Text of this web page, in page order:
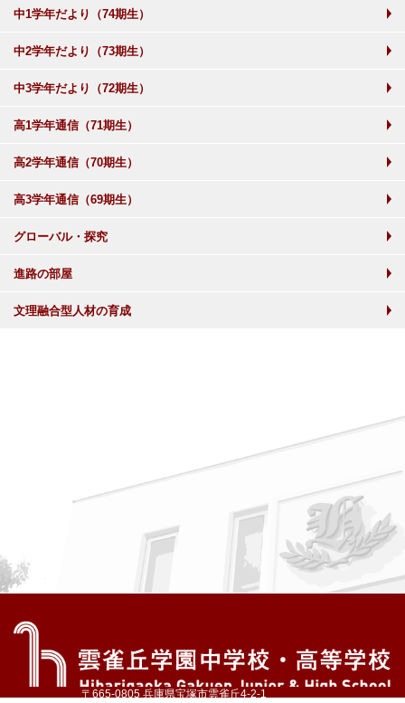
中1学年だより（74期生）
中2学年だより（73期生）
中3学年だより（72期生）
高1学年通信（71期生）
高2学年通信（70期生）
高3学年通信（69期生）
グローバル・探究
進路の部屋
文理融合型人材の育成
〒665-0805 兵庫県宝塚市雲雀丘4-2-1